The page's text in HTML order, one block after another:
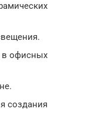
в офисных
создания